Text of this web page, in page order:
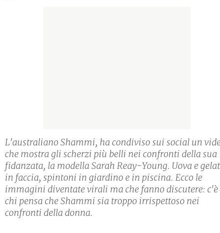
L'australiano Shammi, ha condiviso sui social un
che mostra gli scherzi più belli nei confronti della sua
fidanzata, la modella Sarah Reay-Young. Uova e
in faccia, spintoni in giardino e in piscina. Ecco le
immagini diventate virali ma che fanno discutere: c'è
chi pensa che Shammi sia troppo irrispettoso nei
confronti della donna.